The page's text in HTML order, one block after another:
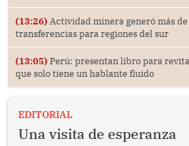
(13:26) Actividad minera generó más
transferencias para regiones del sur
(13:05) Perú: presentan libro para
que solo tiene un hablante fluido
EDITORIAL
Una visita de esperanza